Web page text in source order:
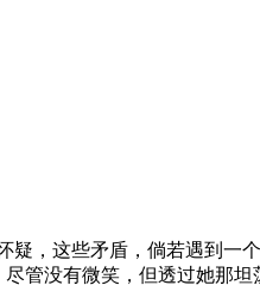
，这些矛盾，倘若遇到一
管没有微笑，但透过她那